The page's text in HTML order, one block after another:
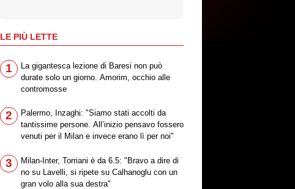
LE PIÙ LETTE
1
La gigantesca lezione di Baresi non può
durate solo un giorno. Amorim, occhio alle
contromosse
2
Palermo, Inzaghi: "Siamo stati accolti da
tantissime persone. All’inizio pensavo fossero
venuti per il Milan e invece erano lì per noi"
3
Milan-Inter, Torriani è da 6.5: "Bravo a dire di
no su Lavelli, si ripete su Calhanoglu con un
gran volo alla sua destra"